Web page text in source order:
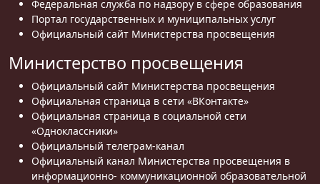
Федеральная служба по надзору в сфере образования
Портал государственных и муниципальных услуг
Официальный сайт Министерства просвещения
Министерство просвещения
Официальный сайт Министерства просвещения
Официальная страница в сети «ВКонтакте»
Официальная страница в социальной сети
«Одноклассники»
Официальный телеграм-канал
Официальный канал Министерства просвещения в
информационно- коммуникационной образовательной